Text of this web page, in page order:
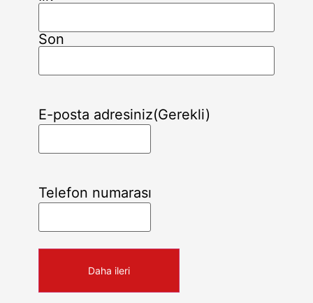
Son
E-posta adresiniz(Gerekli)
Telefon numarası